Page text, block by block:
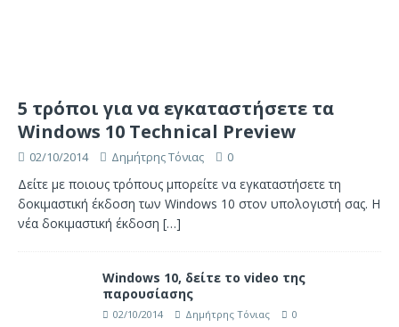
5 τρόποι για να εγκαταστήσετε τα
Windows 10 Technical Preview
02/10/2014 Δημήτρης Τόνιας 0
Δείτε με ποιους τρόπους μπορείτε να εγκαταστήσετε τη
δοκιμαστική έκδοση των Windows 10 στον υπολογιστή σας. Η
νέα δοκιμαστική έκδοση […]
Windows 10, δείτε το video της
παρουσίασης
02/10/2014 Δημήτρης Τόνιας 0